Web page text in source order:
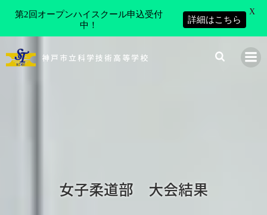
ン
神戸市立科学技術高等学校
女子柔道部 大会結果
第2回オープンハイスクール申込受付
中！
詳細はこちら
X